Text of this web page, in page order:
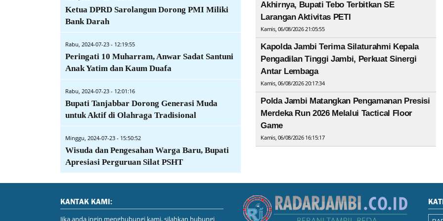
Ketua DPRD Sarolangun Dorong PMI Miliki
Bank Darah
Rabu, 2024-07-23 - 12:19:55
Peringati 10 Muharram, Anwar Sadat Santuni
Anak Yatim dan Kaum Duafa
Rabu, 2024-07-23 - 12:01:16
Bupati Tanjabbar Dorong Generasi Muda
untuk Aktif di Olahraga Tradisional
Minggu, 2024-07-23 - 15:50:52
Wisuda dan Pengesahan Warga Baru, Bupati
Apresiasi Perguruan Silat PSHT
Akhirnya, Bupati Tebo Terbitkan SE
Larangan Aktivitas PETI
Kamis, 06/08/2026 21:05:55
Kapolda Jambi Terima Silaturahmi Kepala
Pengadilan Tinggi Jambi, Perkuat Sinergi
Antar Lembaga
Kamis, 06/08/2026 20:17:34
Polda Jambi Matangkan Pengamanan Presisi
Merdeka Run 2026 Melalui Tactical Floor
Game
Kamis, 06/08/2026 16:15:17
KANTAK KAMI:
Jika anda ingin menghubungi kami, silahkan hubungi